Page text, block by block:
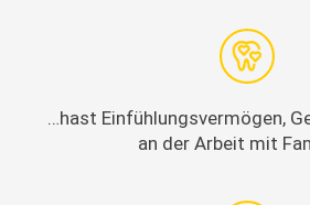
…hast Ein­füh­lungsver­mö­gen,
an der Arbeit mit